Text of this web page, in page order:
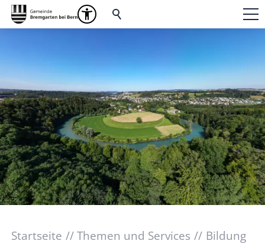
Startseite Themen und Services Bildung